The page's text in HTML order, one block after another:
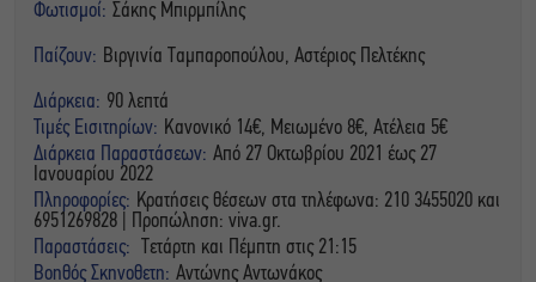
Φωτισμοί: Σάκης Μπιρμπίλης
Παίζουν: Βιργινία Ταμπαροπούλου, Αστέριος Πελτέκης
Διάρκεια: 90 λεπτά
Τιμές Εισιτηρίων: Κανονικό 14€, Μειωμένο 8€, Ατέλεια 5€
Διάρκεια Παραστάσεων: Από 27 Οκτωβρίου 2021 έως 27
Ιανουαρίου 2022
Πληροφορίες: Κρατήσεις θέσεων στα τηλέφωνα: 210 3455020 και
6951269828 | Προπώληση: viva.gr.
Παραστάσεις:
Τετάρτη και Πέμπτη στις 21:15
Βοηθός Σκηνοθετη: Αντώνης Αντωνάκος